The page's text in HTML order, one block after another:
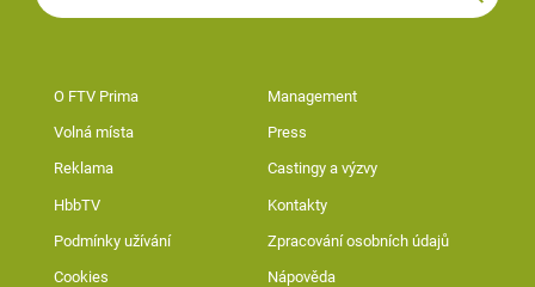
O FTV Prima Management
Volná místa Press
Reklama Castingy a výzvy
HbbTV Kontakty
Podmínky užívání Zpracování osobních údajů
Cookies Nápověda